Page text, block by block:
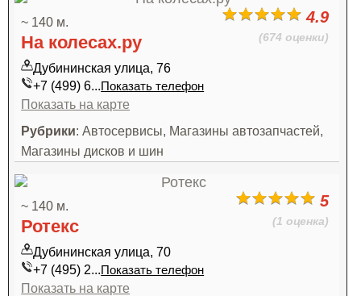
4.9
(674 оценки)
~ 140 м.
На колесах.ру
Дубининская улица, 76
+7 (499) 6...Показать телефон
Показать на карте
Рубрики: Автосервисы, Магазины автозапчастей,
Магазины дисков и шин
5
(1 оценка)
~ 140 м.
Ротекс
Дубининская улица, 70
+7 (495) 2...Показать телефон
Показать на карте